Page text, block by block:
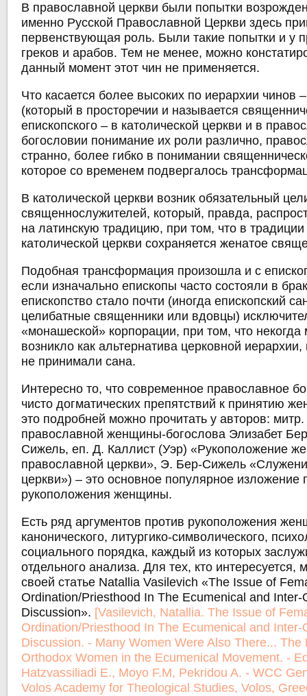
В православной церкви были попытки
именно Русской Православной Церкви здесь
первенствующая роль. Были такие попытки и у
греков и арабов. Тем не менее, можно
данный момент этот чин не применяется.
Что касается более высоких по иерархии чинов
(который в просторечии и называется
епископского ‒ в католической церкви и в
богословии понимание их роли различно,
странно, более гибко в понимании
которое со временем подвергалось
В католической церкви возник обязательный
священнослужителей, который, правда,
на латинскую традицию, при том, что в
католической церкви сохраняется женатое
Подобная трансформация произошла и с
если изначально епископы часто состояли в
епископство стало почти (иногда епископский
целибатные священники или вдовцы)
«монашеской» корпорации, при том, что
возникло как альтернатива церковной
не принимали сана.
Интересно то, что современное православное
чисто догматических препятствий к принятию
это подробней можно прочитать у авторов:
православной женщины-богослова Элизабет
Сижель, еп. Д. Каллист (Уэр) «Рукоположение
православной церкви», Э. Бер-Сижель
церкви») ‒ это основное популярное изложение
рукоположения женщины.
Есть ряд аргументов против рукоположения
канонического, литургико-символического,
социального порядка, каждый из которых
отдельного анализа. Для тех, кто интересуется,
своей статье Natallia Vasilevich «The Issue of
Ordination/Priesthood In The Ecumenical and Inter-
Discussion». [Vasilevich, Natallia. The Issue of
Ordination/Priesthood In The Ecumenical and Inter-
Discussion. - Many Women Were Also There... The
Orthodox Women in the Ecumenical Movement. -
Hatzvassiliadi E., Moyo F.M, Pekridou A. - WCC
Volos Academy for Theological Studies, Volos,